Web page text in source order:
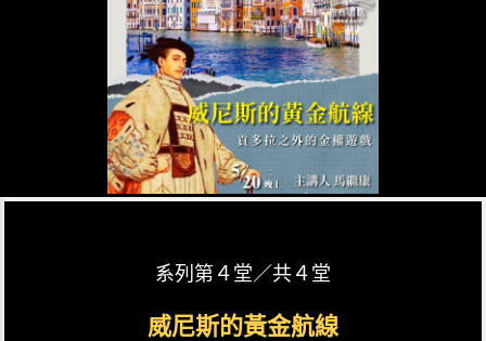
系列第４堂／共４堂
威尼斯的黃金航線